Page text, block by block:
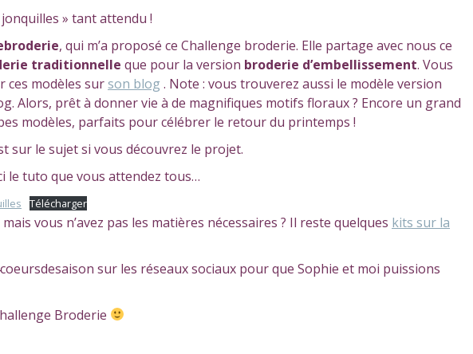
» tant attendu !
, qui m’a proposé ce Challenge broderie. Elle partage avec nous ce
traditionnelle que pour la version broderie d’embellissement. Vous
ces modèles surson blog . Note : vous trouverez aussi le modèle version
Alors, prêt à donner vie à de magnifiques motifs floraux ? Encore un grand
modèles, parfaits pour célébrer le retour du printemps !
sur le sujet si vous découvrez le projet.
le tuto que vous attendez tous…
Télécharger
vous n’avez pas les matières nécessaires ? Il reste quelques kits sur la
sur les réseaux sociaux pour que Sophie et moi puissions
Broderie